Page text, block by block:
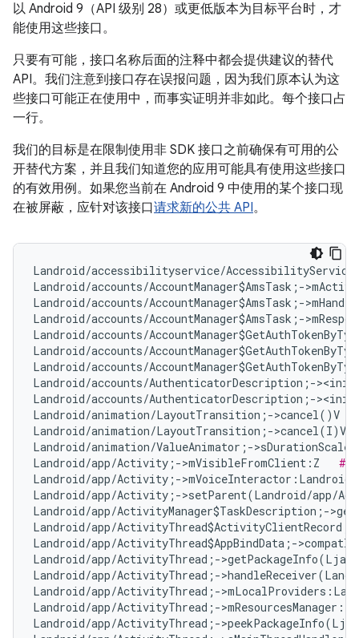
以 Android 9（API 级别 28）或更低版本为目标平台时，才
能使用这些接口。
只要有可能，接口名称后面的注释中都会提供建议的替代
API。我们注意到接口存在误报问题，因为我们原本认为这
些接口可能正在使用中，而事实证明并非如此。每个接口占
一行。
我们的目标是在限制使用非 SDK 接口之前确保有可用的公
开替代方案，并且我们知道您的应用可能具有使用这些接口
的有效用例。如果您当前在 Android 9 中使用的某个接口现
在被屏蔽，应针对该接口请求新的公共 API。
Landroid/accessibilityservice/
Landroid/accounts/AccountManager$AmsTask;-
Landroid/accounts/AccountManager$AmsTask;-
Landroid/accounts/AccountManager$AmsTask;-
Landroid/accounts/
Landroid/accounts/
Landroid/accounts/
Landroid/accounts/AuthenticatorDescription;-
Landroid/accounts/AuthenticatorDescription;-
Landroid/animation/LayoutTransition;->cancel()V
Landroid/animation/LayoutTransition;-
Landroid/animation/ValueAnimator;-
Landroid/app/Activity;->mVisibleFromClient:Z #
Landroid/app/Activity;-
Landroid/app/Activity;->setParent(Landroid/
Landroid/app/ActivityManager$TaskDescription;-
Landroid/app/
Landroid/app/ActivityThread$AppBindData;-
Landroid/app/ActivityThread;-
Landroid/app/ActivityThread;-
Landroid/app/ActivityThread;-
Landroid/app/ActivityThread;-
Landroid/app/ActivityThread;-